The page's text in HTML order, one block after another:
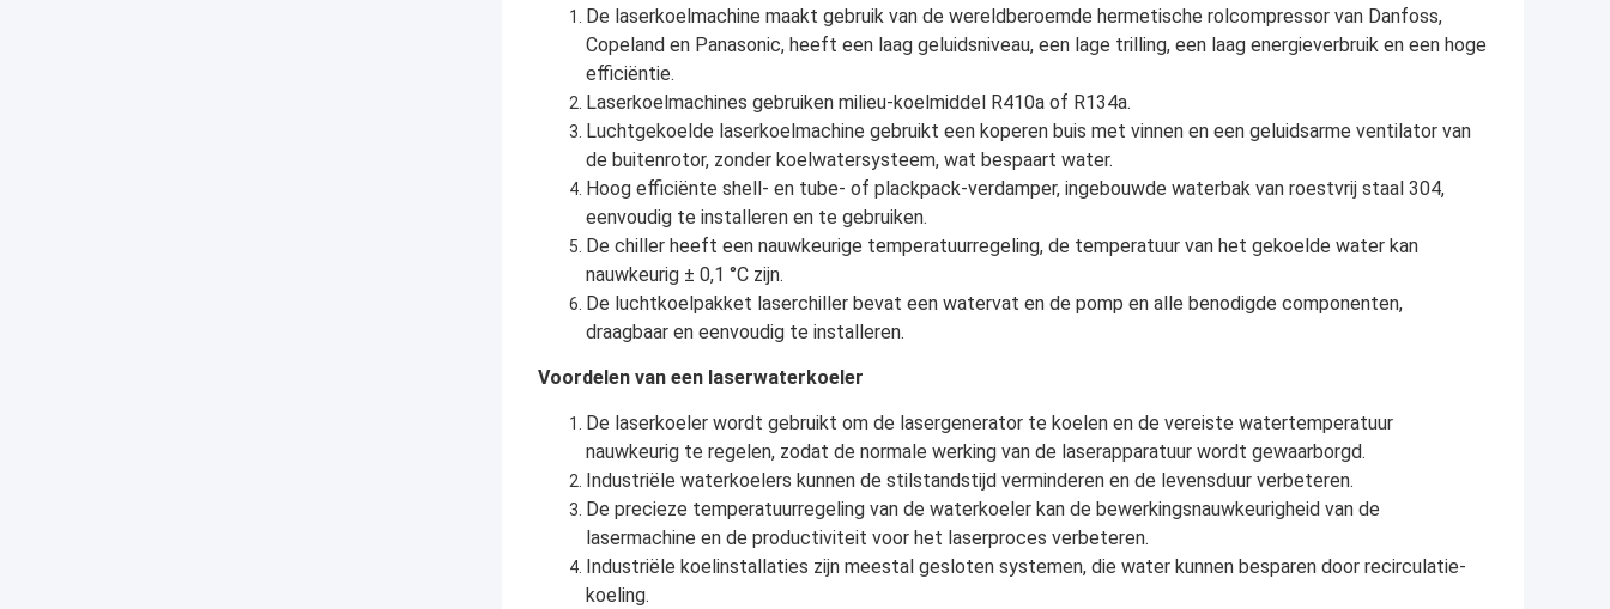
De laserkoelmachine maakt gebruik van de wereldberoemde hermetische rolcompressor van Danfoss,
Copeland en Panasonic, heeft een laag geluidsniveau, een lage trilling, een laag energieverbruik en een hoge
efficiëntie.
Laserkoelmachines gebruiken milieu-koelmiddel R410a of R134a.
Luchtgekoelde laserkoelmachine gebruikt een koperen buis met vinnen en een geluidsarme ventilator van
de buitenrotor, zonder koelwatersysteem, wat bespaart water.
Hoog efficiënte shell- en tube- of plackpack-verdamper, ingebouwde waterbak van roestvrij staal 304,
eenvoudig te installeren en te gebruiken.
De chiller heeft een nauwkeurige temperatuurregeling, de temperatuur van het gekoelde water kan
nauwkeurig ± 0,1 °C zijn.
De luchtkoelpakket laserchiller bevat een watervat en de pomp en alle benodigde componenten,
draagbaar en eenvoudig te installeren.
Voordelen van een laserwaterkoeler
De laserkoeler wordt gebruikt om de lasergenerator te koelen en de vereiste watertemperatuur
nauwkeurig te regelen, zodat de normale werking van de laserapparatuur wordt gewaarborgd.
Industriële waterkoelers kunnen de stilstandstijd verminderen en de levensduur verbeteren.
De precieze temperatuurregeling van de waterkoeler kan de bewerkingsnauwkeurigheid van de
lasermachine en de productiviteit voor het laserproces verbeteren.
Industriële koelinstallaties zijn meestal gesloten systemen, die water kunnen besparen door recirculatie-
koeling.